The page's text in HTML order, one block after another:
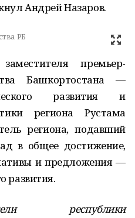
Андрей Назаров.
РБ
премьер-
Башкортостана —
развития и
региона Рустама
региона, подавший
в общее достижение,
и предложения —
развития.
республики